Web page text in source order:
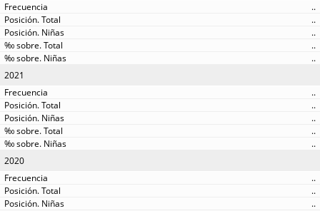
..
..
..
..
..
2021
..
..
..
..
..
2020
..
..
..